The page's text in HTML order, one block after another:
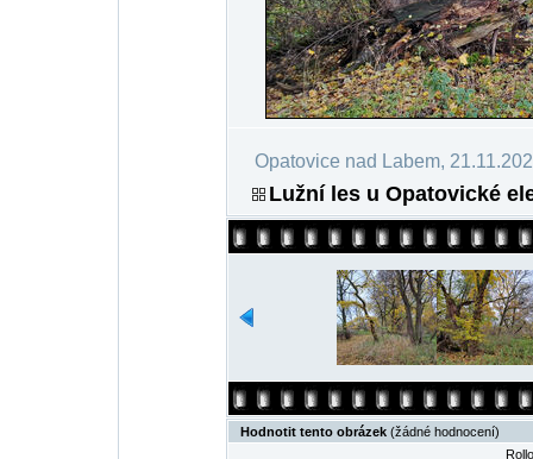
Opatovice nad Labem,
Lužní les u Opatovické
Hodnotit tento obrázek (žádné hodnocení)